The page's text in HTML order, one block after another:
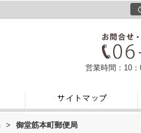
営業時間：10
> 御堂筋本町郵便局